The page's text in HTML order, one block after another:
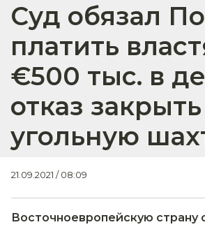
Суд обязал
платить
€500 тыс. в
отказ закрыть
угольную
21.09.2021 / 08:09
Восточноевропейскую